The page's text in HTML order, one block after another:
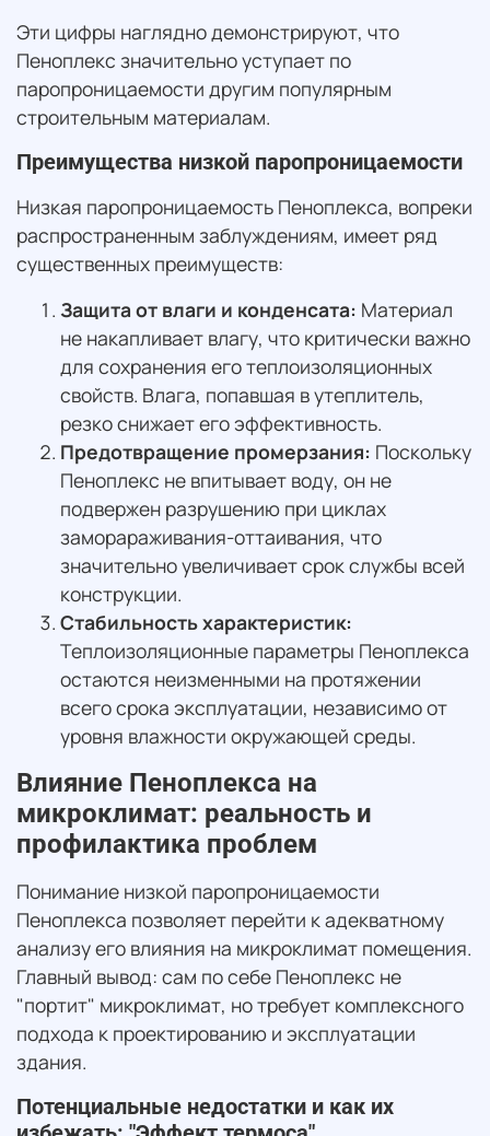
Эти цифры наглядно демонстрируют, что
Пеноплекс значительно уступает по
паропроницаемости другим популярным
строительным материалам.
Преимущества низкой паропроницаемости
Низкая паропроницаемость Пеноплекса, вопреки
распространенным заблуждениям, имеет ряд
существенных преимуществ:
Защита от влаги и конденсата: Материал
не накапливает влагу, что критически важно
для сохранения его теплоизоляционных
свойств. Влага, попавшая в утеплитель,
резко снижает его эффективность.
Предотвращение промерзания: Поскольку
Пеноплекс не впитывает воду, он не
подвержен разрушению при циклах
заморараживания-оттаивания, что
значительно увеличивает срок службы всей
конструкции.
Стабильность характеристик:
Теплоизоляционные параметры Пеноплекса
остаются неизменными на протяжении
всего срока эксплуатации, независимо от
уровня влажности окружающей среды.
Влияние Пеноплекса на
микроклимат: реальность и
профилактика проблем
Понимание низкой паропроницаемости
Пеноплекса позволяет перейти к адекватному
анализу его влияния на микроклимат помещения.
Главный вывод: сам по себе Пеноплекс не
"портит" микроклимат, но требует комплексного
подхода к проектированию и эксплуатации
здания.
Потенциальные недостатки и как их